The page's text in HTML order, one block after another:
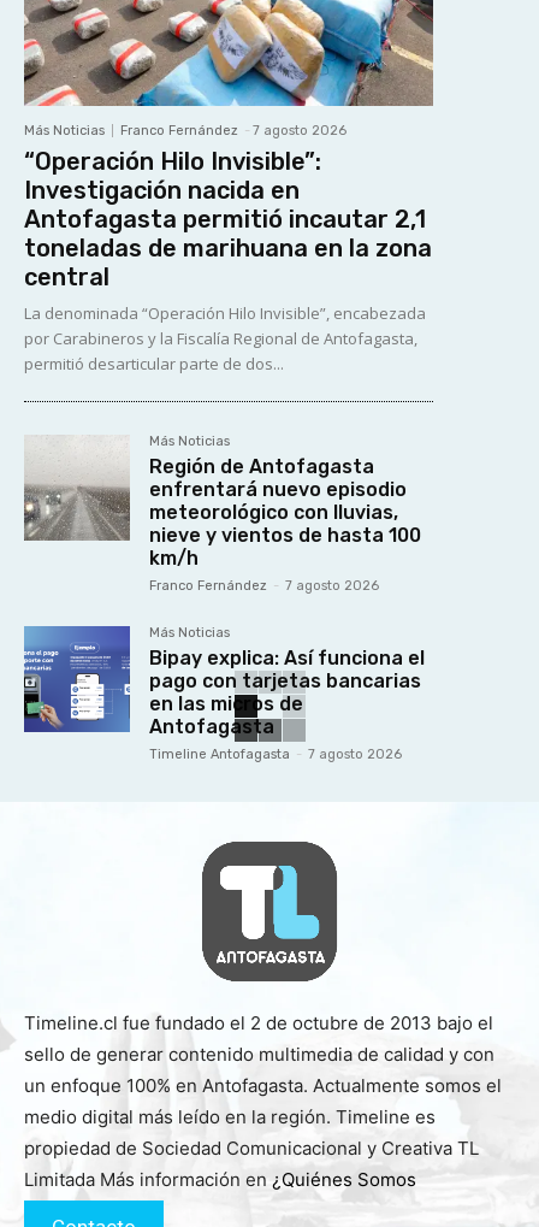
Más Noticias Franco Fernández - 7 agosto 2026
“Operación Hilo Invisible”:
Investigación nacida en
Antofagasta permitió incautar 2,1
toneladas de marihuana en la zona
central
La denominada “Operación Hilo Invisible”, encabezada
por Carabineros y la Fiscalía Regional de Antofagasta,
permitió desarticular parte de dos...
Más Noticias
Región de Antofagasta
enfrentará nuevo episodio
meteorológico con lluvias,
nieve y vientos de hasta 100
km/h
Franco Fernández - 7 agosto 2026
Más Noticias
Bipay explica: Así funciona el
pago con tarjetas bancarias
en las micros de
Antofagasta
Timeline Antofagasta - 7 agosto 2026
Timeline.cl fue fundado el 2 de octubre de 2013 bajo el
sello de generar contenido multimedia de calidad y con
un enfoque 100% en Antofagasta. Actualmente somos el
medio digital más leído en la región. Timeline es
propiedad de Sociedad Comunicacional y Creativa TL
Limitada Más información en ¿Quiénes Somos